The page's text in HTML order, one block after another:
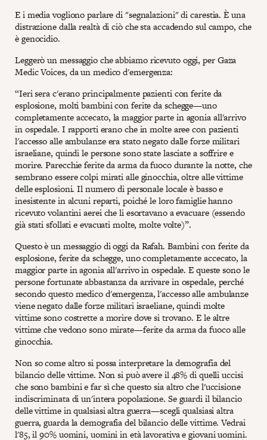
E i media vogliono parlare di "segnalazioni" di carestia. È una
distrazione dalla realtà di ciò che sta accadendo sul campo, che
è genocidio.
Leggerò un messaggio che abbiamo ricevuto oggi, per Gaza
Medic Voices, da un medico d'emergenza:
“Ieri sera c'erano principalmente pazienti con ferite da
esplosione, molti bambini con ferite da schegge—uno
completamente accecato, la maggior parte in agonia all'arrivo
in ospedale. I rapporti erano che in molte aree con pazienti
l'accesso alle ambulanze era stato negato dalle forze militari
israeliane, quindi le persone sono state lasciate a soffrire e
morire. Parecchie ferite da arma da fuoco durante la notte, che
sembrano essere colpi mirati alle ginocchia, oltre alle vittime
delle esplosioni. Il numero di personale locale è basso e
inesistente in alcuni reparti, poiché le loro famiglie hanno
ricevuto volantini aerei che li esortavano a evacuare (essendo
già stati sfollati e evacuati molte, molte volte)”.
Questo è un messaggio di oggi da Rafah. Bambini con ferite da
esplosione, ferite da schegge, uno completamente accecato, la
maggior parte in agonia all'arrivo in ospedale. E queste sono le
persone fortunate abbastanza da arrivare in ospedale, perché
secondo questo medico d'emergenza, l'accesso alle ambulanze
viene negato dalle forze militari israeliane, quindi molte
vittime sono costrette a morire dove si trovano. E le altre
vittime che vedono sono mirate—ferite da arma da fuoco alle
ginocchia.
Non so come altro si possa interpretare la demografia del
bilancio delle vittime. Non si può avere il 48% di quelli uccisi
che sono bambini e far sì che questo sia altro che l'uccisione
indiscriminata di un'intera popolazione. Se guardi il bilancio
delle vittime in qualsiasi altra guerra—scegli qualsiasi altra
guerra, guarda la demografia del bilancio delle vittime. Vedrai
l'85, il 90% uomini, uomini in età lavorativa e giovani uomini.